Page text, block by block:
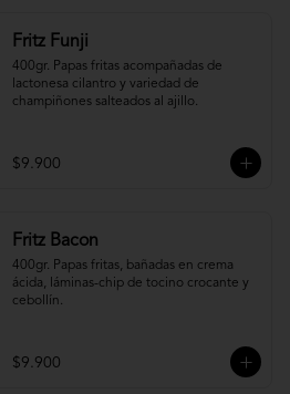
Fritz Funji
400gr. Papas fritas acompañadas de
lactonesa cilantro y variedad de
champiñones salteados al ajillo.
$9.900
Fritz Bacon
400gr. Papas fritas, bañadas en crema
ácida, láminas-chip de tocino crocante y
cebollín.
$9.900